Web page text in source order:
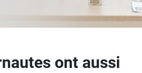
ont aussi